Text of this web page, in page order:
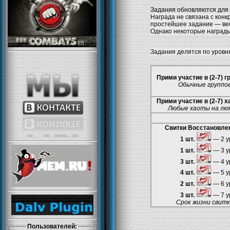
Пользователей:
Задания обновляются для
Награда не связана с
простейшее задание —
Однако некоторые
Задания делятся по
Прими участие в (2-7)
Обычные
Прими участие в (2-7)
Любые хаоты на
Свитки
1 шт.
— 2
1 шт.
— 3
3 шт.
— 4
4 шт.
— 5
2 шт.
— 6
3 шт.
— 7
Срок жизни